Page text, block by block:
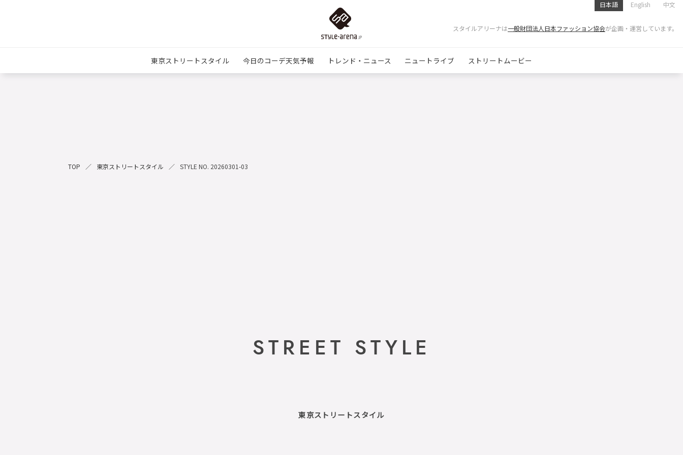
日本語 English 中文
スタイルアリーナは一般財団法人日本ファッション協会が企画・運営しています。
東京ストリートスタイル 今日のコーデ天気予報 トレンド・ニュース ニュートライブ ストリートムービー
TOP 東京ストリートスタイル STYLE NO. 20260301-03
STREET STYLE
東京ストリートスタイル